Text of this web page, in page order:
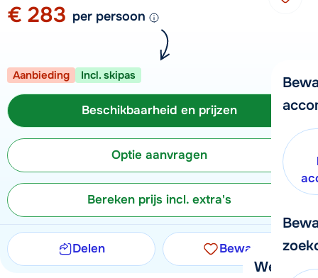
We
€ 283 per persoon
Aanbieding Incl. skipas
Beschikbaarheid en prijzen
Optie aanvragen
Bereken prijs incl. extra's
Delen Bewaren